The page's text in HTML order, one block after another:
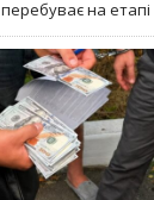
на етапі